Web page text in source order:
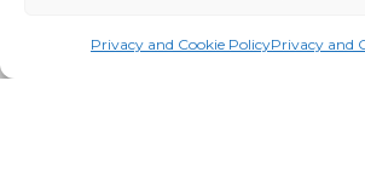
Privacy and Cookie PolicyPrivacy and